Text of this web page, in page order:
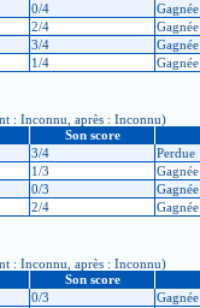
0/4 Gagnée
2/4 Gagnée
3/4 Gagnée
1/4 Gagnée
: Inconnu, après : Inconnu)
Son score
3/4 Perdue
1/3 Gagnée
0/3 Gagnée
2/4 Gagnée
: Inconnu, après : Inconnu)
Son score
0/3 Gagnée